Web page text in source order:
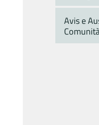
Avis e